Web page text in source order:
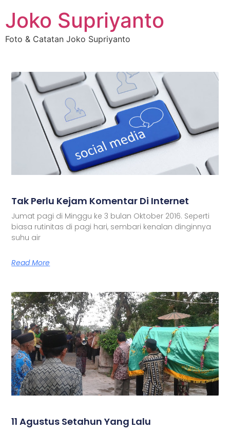
Joko Supriyanto
Foto & Catatan Joko Supriyanto
Tak Perlu Kejam Komentar Di Internet
Jumat pagi di Minggu ke 3 bulan Oktober 2016. Seperti
biasa rutinitas di pagi hari, sembari kenalan dinginnya
suhu air
Read More
11 Agustus Setahun Yang Lalu